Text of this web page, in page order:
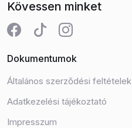
Kövessen minket
Dokumentumok
Általános szerződési feltételek
Adatkezelési tájékoztató
Impresszum